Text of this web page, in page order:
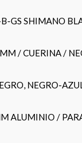
GS SHIMANO
/ CUERINA /
NEGRO-
ALUMINIO /